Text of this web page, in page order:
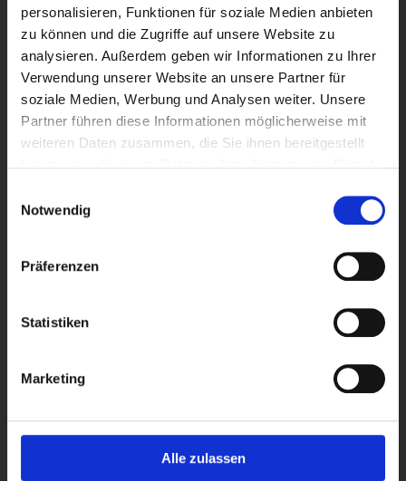
personalisieren, Funktionen für soziale Medien anbieten
zu können und die Zugriffe auf unsere Website zu
analysieren. Außerdem geben wir Informationen zu Ihrer
Verwendung unserer Website an unsere Partner für
soziale Medien, Werbung und Analysen weiter. Unsere
Partner führen diese Informationen möglicherweise mit
weiteren Daten zusammen, die Sie ihnen bereitgestellt
Notwendig
Präferenzen
Statistiken
Marketing
Alle zulassen